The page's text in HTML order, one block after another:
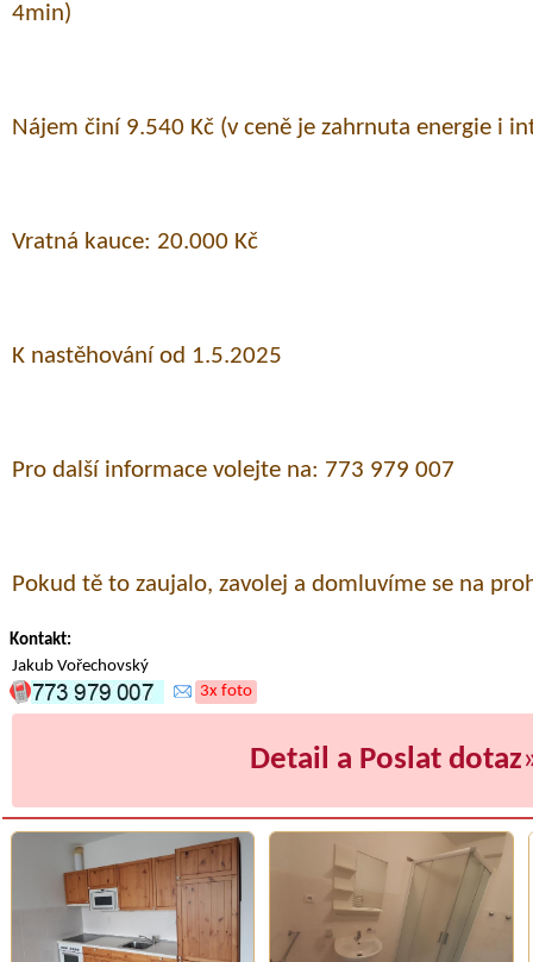
4min)
Nájem činí 9.540 Kč (v ceně je zahrnuta energie i
Vratná kauce: 20.000 Kč
K nastěhování od 1.5.2025
Pro další informace volejte na: 773 979 007
Pokud tě to zaujalo, zavolej a domluvíme se na
Kontakt:
Jakub Vořechovský
3x foto
Detail a Poslat dotaz